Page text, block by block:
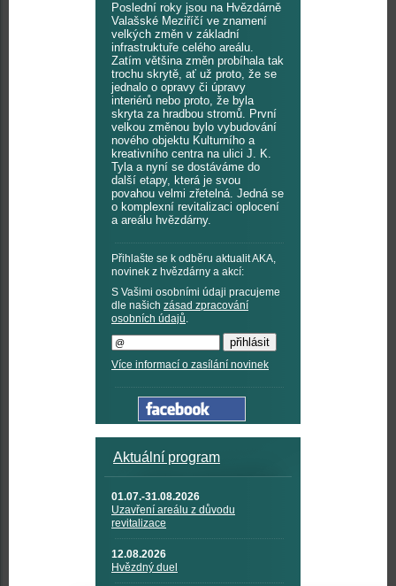
Poslední roky jsou na Hvězdárně
Valašské Meziříčí ve znamení
velkých změn v základní
infrastruktuře celého areálu.
Zatím většina změn probíhala tak
trochu skrytě, ať už proto, že se
jednalo o opravy či úpravy
interiérů nebo proto, že byla
skryta za hradbou stromů. První
velkou změnou bylo vybudování
nového objektu Kulturního a
kreativního centra na ulici J. K.
Tyla a nyní se dostáváme do
další etapy, která je svou
povahou velmi zřetelná. Jedná se
o komplexní revitalizaci oplocení
a areálu hvězdárny.
Přihlašte se k odběru aktualit AKA,
novinek z hvězdárny a akcí:
S Vašimi osobními údaji pracujeme
dle našich zásad zpracování
osobních údajů.
Více informací o zasílání novinek
Aktuální program
01.07.-31.08.2026
Uzavření areálu z důvodu
revitalizace
12.08.2026
Hvězdný duel